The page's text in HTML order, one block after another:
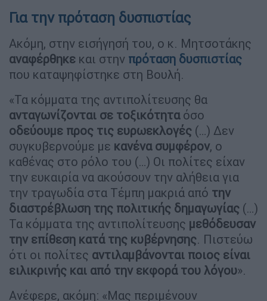
Για την πρόταση δυσπιστίας
Ακόμη, στην εισήγησή του, ο κ. Μητσοτάκης
αναφέρθηκε και στην πρόταση δυσπιστίας
που καταψηφίστηκε στη Βουλή.
«Τα κόμματα της αντιπολίτευσης θα
ανταγωνίζονται σε τοξικότηταόσο
οδεύουμε προς τις ευρωεκλογές (…) Δεν
συγκυβερνούμε με κανένα συμφέρον, ο
καθένας στο ρόλο του (…) Οι πολίτες είχαν
την ευκαιρία να ακούσουν την αλήθεια για
την τραγωδία στα Τέμπη μακριά από την
διαστρέβλωση της πολιτικής δημαγωγίας (…)
Τα κόμματα της αντιπολίτευσης μεθόδευσαν
την επίθεση κατά της κυβέρνησης. Πιστεύω
ότι οι πολίτες αντιλαμβάνονται ποιος είναι
ειλικρινής και από την εκφορά του λόγου».
Ανέφερε, ακόμη: «Μας περιμένουν